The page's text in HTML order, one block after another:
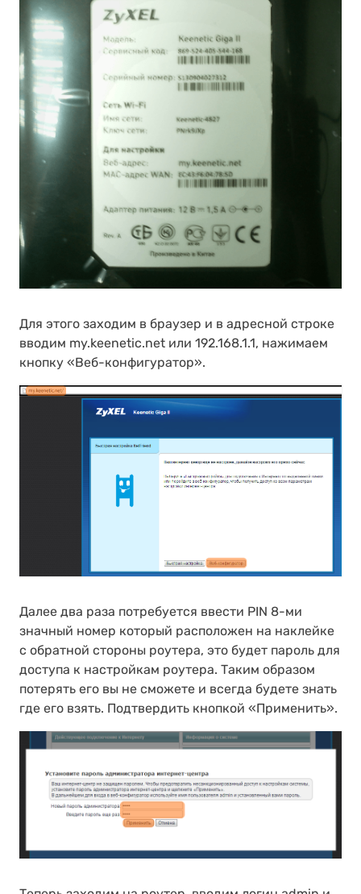
Для этого заходим в браузер и в адресной строке
вводим my.keenetic.net или 192.168.1.1, нажимаем
кнопку «Веб-конфигуратор».
Далее два раза потребуется ввести PIN 8-ми
значный номер который расположен на наклейке
с обратной стороны роутера, это будет пароль для
доступа к настройкам роутера. Таким образом
потерять его вы не сможете и всегда будете знать
где его взять. Подтвердить кнопкой «Применить».